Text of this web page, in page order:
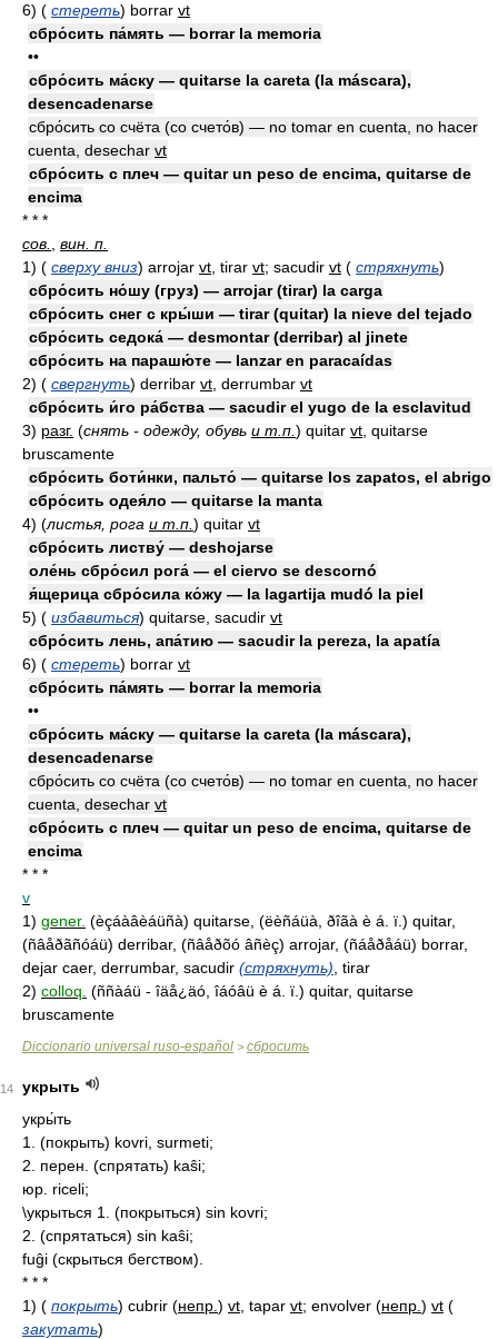
6) ( стереть) borrar vt
сбро́сить па́мять — borrar la memoria
••
сбро́сить ма́ску — quitarse la careta (la máscara),
desencadenarse
сбро́сить со счёта (со счето́в) — no tomar en cuenta, no hacer
cuenta, desechar vt
сбро́сить с плеч — quitar un peso de encima, quitarse de
encima
* * *
сов.
вин. п.
1) ( сверху вниз) arrojar vt , tirar vt; sacudir vt ( стряхнуть)
сбро́сить но́шу (груз) — arrojar (tirar) la carga
сбро́сить снег с кры́ши — tirar (quitar) la nieve del tejado
сбро́сить седока́ — desmontar (derribar) al jinete
сбро́сить на парашю́те — lanzar en paracaídas
2) ( свергнуть) derribar vt , derrumbar vt
сбро́сить и́го ра́бства — sacudir el yugo de la esclavitud
3) разг. (снять - одежду, обувь и т.п. ) quitar vt , quitarse
bruscamente
сбро́сить боти́нки, пальто́ — quitarse los zapatos, el abrigo
сбро́сить одея́ло — quitarse la manta
4) (листья, рога и т.п. ) quitar vt
сбро́сить листву́ — deshojarse
оле́нь сбро́сил рога́ — el ciervo se descornó
я́щерица сбро́сила ко́жу — la lagartija mudó la piel
5) ( избавиться) quitarse, sacudir vt
сбро́сить лень, апа́тию — sacudir la pereza, la apatía
6) ( стереть) borrar vt
сбро́сить па́мять — borrar la memoria
••
сбро́сить ма́ску — quitarse la careta (la máscara),
desencadenarse
сбро́сить со счёта (со счето́в) — no tomar en cuenta, no hacer
cuenta, desechar vt
сбро́сить с плеч — quitar un peso de encima, quitarse de
encima
* * *
v
1) gener. (èçáàâèáüñà) quitarse, (ëèñáüà, ðîãà è á. ï.) quitar,
(ñâåðãñóáü) derribar, (ñâåðõó âñèç) arrojar, (ñáåðåáü) borrar,
dejar caer, derrumbar, sacudir (стряхнуть) , tirar
2) colloq. (ññàáü - îäå¿äó, îáóâü è á. ï.) quitar, quitarse
bruscamente
Diccionario universal ruso-español > сбросить
14
укрыть
укры́ть
1. (покрыть) kovri, surmeti;
2. перен. (спрятать) kaŝi;
юр. riceli;
\укрыться 1. (покрыться) sin kovri;
2. (спрятаться) sin kaŝi;
fuĝi (скрыться бегством).
* * *
1) ( покрыть) cubrir (непр. ) vt , tapar vt; envolver (непр. ) vt (
закутать)